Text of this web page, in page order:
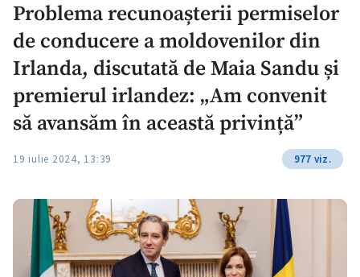
Special
Blog
ZdGust
Problema recunoașterii permiselor
de conducere a moldovenilor din
Irlanda, discutată de Maia Sandu și
premierul irlandez: „Am convenit
să avansăm în această privință”
19 iulie 2024, 13:39 977 viz.